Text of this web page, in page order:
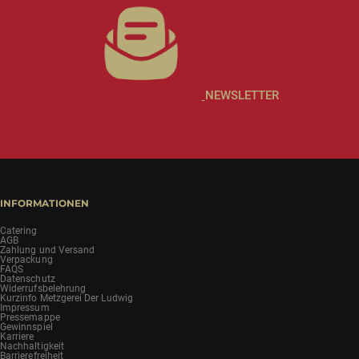
NEWSLETTER
INFORMATIONEN
Catering
AGB
Zahlung und Versand
Verpackung
FAQS
Datenschutz
Widerrufsbelehrung
Kurzinfo Metzgerei Der Ludwig
Impressum
Pressemappe
Gewinnspiel
Karriere
Nachhaltigkeit
Barrierefreiheit